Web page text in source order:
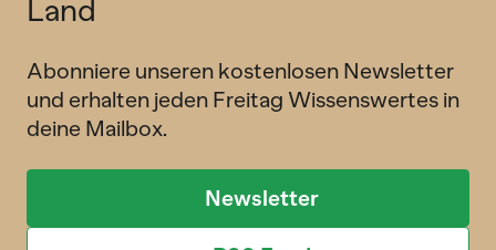
Land
Abonniere unseren kostenlosen Newsletter
und erhalten jeden Freitag Wissenswertes in
deine Mailbox.
Newsletter